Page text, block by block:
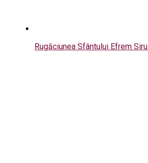
Rugăciunea Sfântului Efrem Sirul